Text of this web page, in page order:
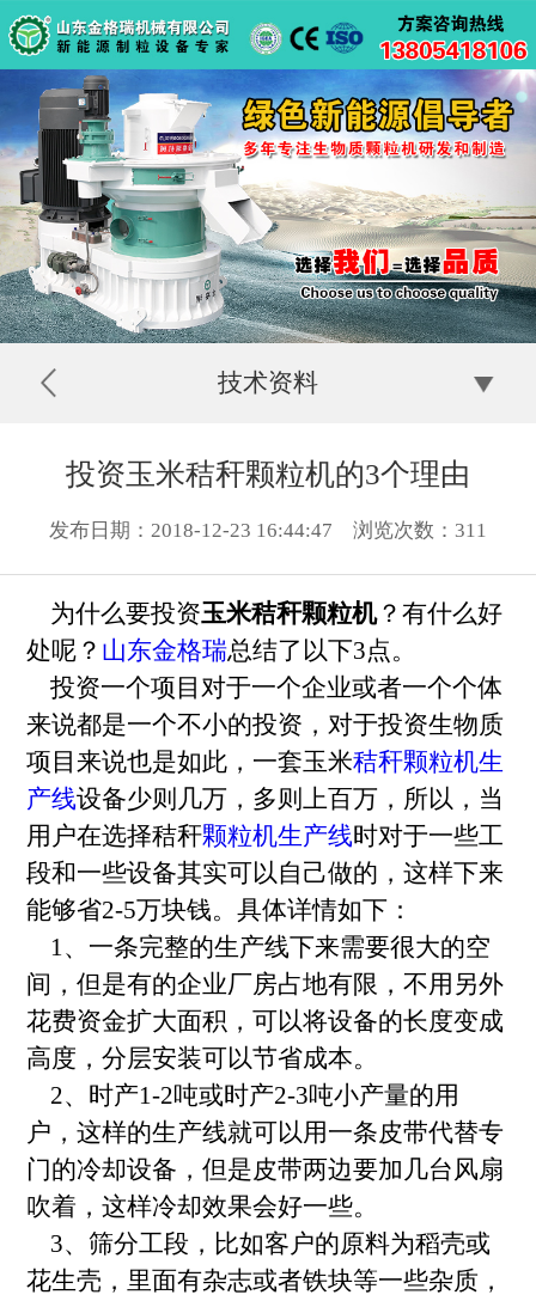
技术资料
投资玉米秸秆颗粒机的3个理由
发布日期：2018-12-23 16:44:47 浏览次数： 311
为什么要投资玉米秸秆颗粒机？有什么好
处呢？ 山东金格瑞总结了以下3点。
投资一个项目对于一个企业或者一个个体
来说都是一个不小的投资，对于投资生物质
项目来说也是如此，一套玉米秸秆颗粒机生
产线设备少则几万，多则上百万，所以，当
用户在选择秸秆颗粒机生产线时对于一些工
段和一些设备其实可以自己做的，这样下来
能够省2-5万块钱。具体详情如下：
1、一条完整的生产线下来需要很大的空
间，但是有的企业厂房占地有限，不用另外
花费资金扩大面积，可以将设备的长度变成
高度，分层安装可以节省成本。
2、时产1-2吨或时产2-3吨小产量的用
户，这样的生产线就可以用一条皮带代替专
门的冷却设备，但是皮带两边要加几台风扇
吹着，这样冷却效果会好一些。
3、筛分工段，比如客户的原料为稻壳或
花生壳，里面有杂志或者铁块等一些杂质，